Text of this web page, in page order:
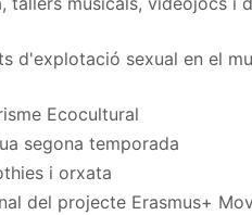
d'explotació sexual en el
Ecocultural
segona temporada
i orxata
del projecte Erasmus+